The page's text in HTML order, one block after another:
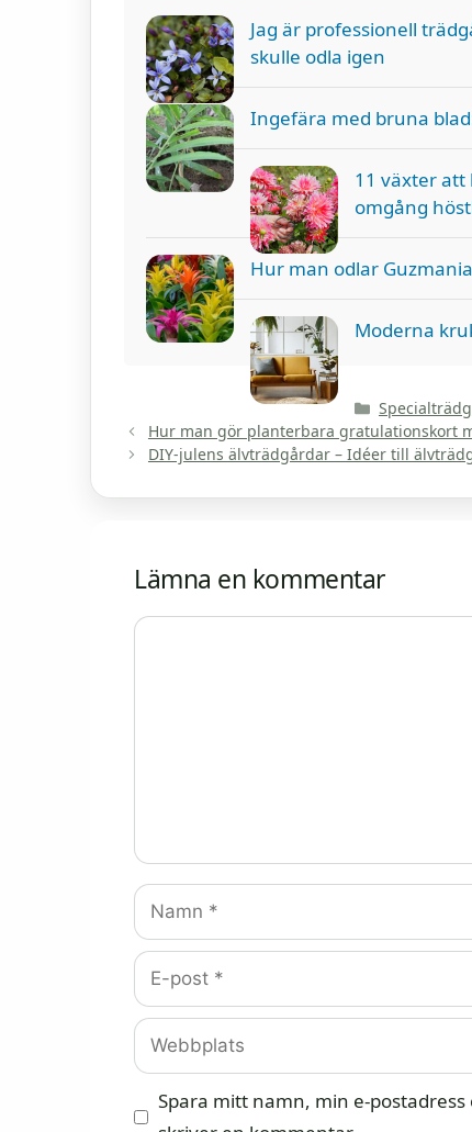
Jag är professionell
skulle odla igen
Ingefära med bruna
11 växter att
omgång
Hur man odlar
Moderna
Kategorier
Hur man gör planterbara gratulationskort
DIY-julens älvträdgårdar – Idéer till
Lämna en kommentar
Kommentar
Namn
E-
post
Webbplats
Spara mitt namn, min e-